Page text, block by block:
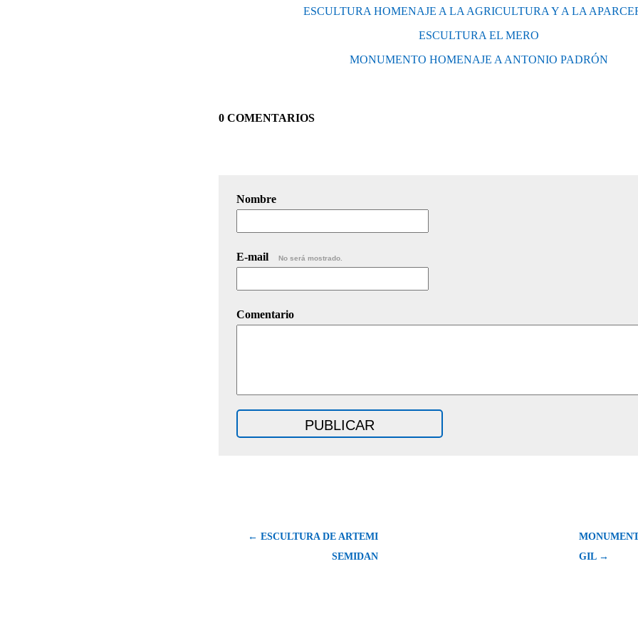
ESCULTURA HOMENAJE A LA AGRICULTURA Y A LA
ESCULTURA EL MERO
MONUMENTO HOMENAJE A ANTONIO PADRÓN
0 COMENTARIOS
Nombre
E-mail No será mostrado.
Comentario
← ESCULTURA DE ARTEMI
SEMIDAN
GIL →